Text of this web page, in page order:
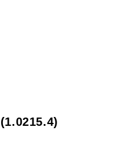
1.0215.4